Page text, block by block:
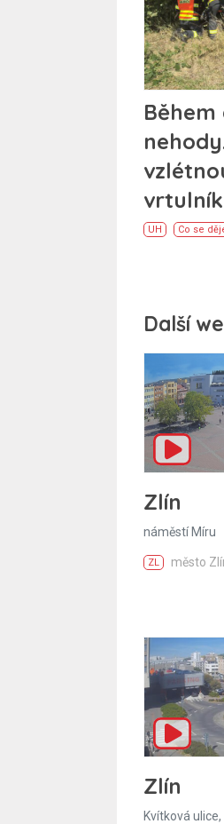
vrtulník
UH Co se
Další
Zlín
náměstí Míru
ZL město
Zlín
Kvítková